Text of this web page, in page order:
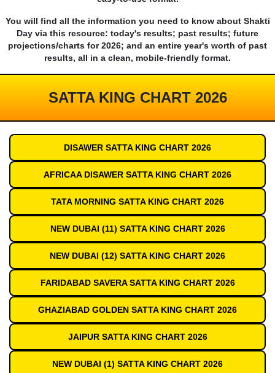
You will find all the information you need to know about Shakti
Day via this resource: today's results; past results; future
projections/charts for 2026; and an entire year's worth of past
results, all in a clean, mobile-friendly format.
SATTA KING CHART 2026
DISAWER SATTA KING CHART 2026
AFRICAA DISAWER SATTA KING CHART 2026
TATA MORNING SATTA KING CHART 2026
NEW DUBAI (11) SATTA KING CHART 2026
NEW DUBAI (12) SATTA KING CHART 2026
FARIDABAD SAVERA SATTA KING CHART 2026
GHAZIABAD GOLDEN SATTA KING CHART 2026
JAIPUR SATTA KING CHART 2026
NEW DUBAI (1) SATTA KING CHART 2026